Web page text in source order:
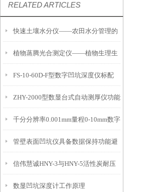
RELATED ARTICLES
快速土壤水分仪——农田水分管理的
便携式检测工具
植物蒸腾光合测定仪——植物生理生
态的实时监测设备
FS-10-60D-F型数字凹坑深度仪标配
IP54级表头分辨率0.01mm量程
10mm！
ZHY-2000型数显台式自动测厚仪功能
特点
千分分辨率0.001mm量程0-10mm数字
埋头度仪技术参数！
管壁表面凹坑仪具备数据保持功能避
免测试过程中测针移动导致数据变动
信伟慧诚HNY-3与HNY-5活性炭耐压
强度测定仪技术参数！
数显凹坑深度计工作原理